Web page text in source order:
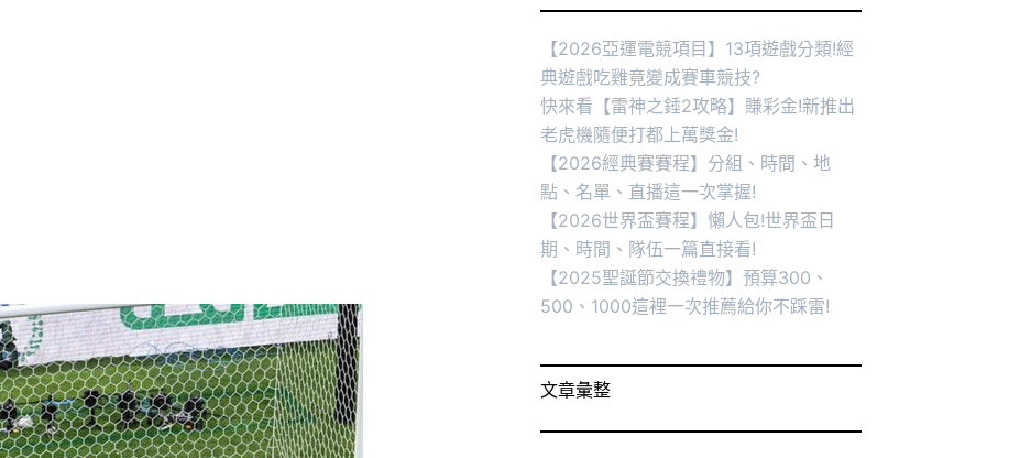
【2026亞運電競項目】13項遊戲分類!經
典遊戲吃雞竟變成賽車競技?
快來看【雷神之錘2攻略】賺彩金!新推出
老虎機隨便打都上萬獎金!
【2026經典賽賽程】分組、時間、地
點、名單、直播這一次掌握!
【2026世界盃賽程】懶人包!世界盃日
期、時間、隊伍一篇直接看!
【2025聖誕節交換禮物】預算300、
500、1000這裡一次推薦給你不踩雷!
文章彙整